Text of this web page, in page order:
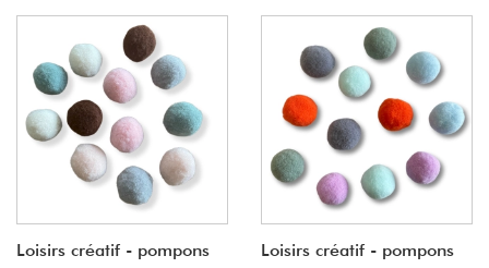
Loisirs créatif - pompons
Loisirs créatif - pompons